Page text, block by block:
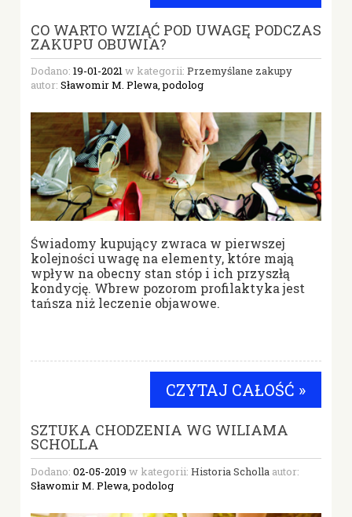
CO WARTO WZIĄĆ POD UWAGĘ PODCZAS
ZAKUPU OBUWIA?
Dodano: 19-01-2021w kategorii: Przemyślane zakupy
autor: Sławomir M. Plewa, podolog
Świadomy kupujący zwraca w pierwszej
kolejności uwagę na elementy, które mają
wpływ na obecny stan stóp i ich przyszłą
kondycję. Wbrew pozorom profilaktyka jest
tańsza niż leczenie objawowe.
CZYTAJ CAŁOŚĆ »
SZTUKA CHODZENIA WG WILIAMA
SCHOLLA
Dodano: 02-05-2019 w kategorii: Historia Scholla autor:
Sławomir M. Plewa, podolog